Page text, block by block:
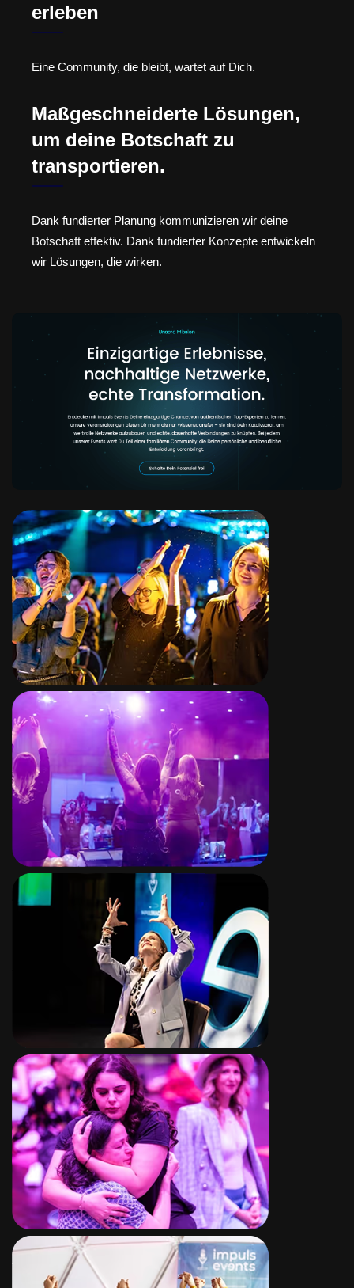
erleben
Eine Community, die bleibt, wartet auf Dich.
Maßgeschneiderte Lösungen,
um deine Botschaft zu
transportieren.
Dank fundierter Planung kommunizieren wir deine
Botschaft effektiv. Dank fundierter Konzepte entwickeln
wir Lösungen, die wirken.